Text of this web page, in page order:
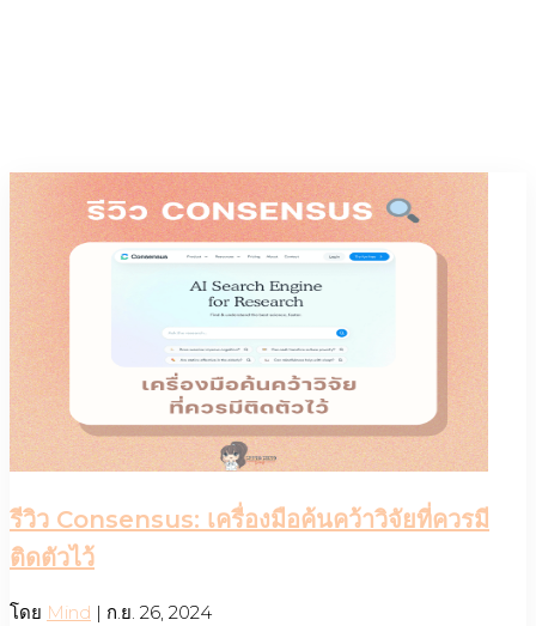
รีวิว Consensus: เครื่องมือค้นคว้าวิจัยที่ควรมี
ติดตัวไว้
โดย Mind | ก.ย. 26, 2024